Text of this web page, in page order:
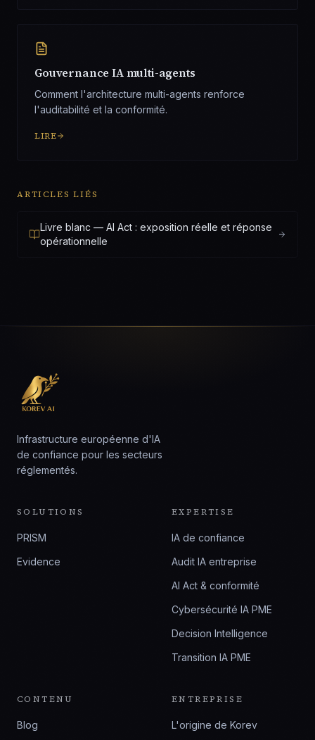
Gouvernance IA multi-agents
Comment l'architecture multi-agents renforce
l'auditabilité et la conformité.
LIRE
ARTICLES LIÉS
Livre blanc — AI Act : exposition réelle et réponse
opérationnelle
Infrastructure européenne d'IA
de confiance pour les secteurs
réglementés.
SOLUTIONS
PRISM
Evidence
EXPERTISE
IA de confiance
Audit IA entreprise
AI Act & conformité
Cybersécurité IA PME
Decision Intelligence
Transition IA PME
CONTENU
Blog
ENTREPRISE
L'origine de Korev